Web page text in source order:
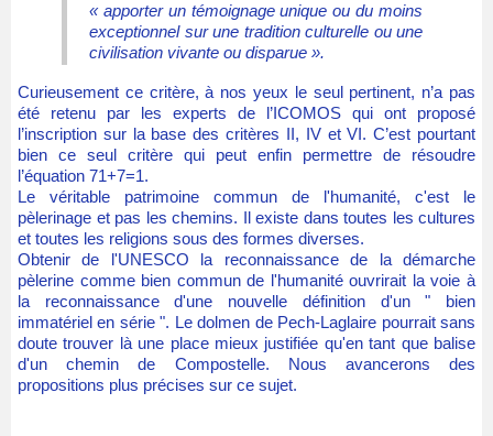
« apporter un témoignage unique ou du moins
exceptionnel sur une tradition culturelle ou une
civilisation vivante ou disparue ».
Curieusement ce critère, à nos yeux le seul pertinent, n’a pas
été retenu par les experts de l’ICOMOS qui ont proposé
l’inscription sur la base des critères II, IV et VI. C’est pourtant
bien ce seul critère qui peut enfin permettre de résoudre
l’équation 71+7=1.
Le véritable patrimoine commun de l'humanité, c'est le
pèlerinage et pas les chemins. Il existe dans toutes les cultures
et toutes les religions sous des formes diverses.
Obtenir de l'UNESCO la reconnaissance de la démarche
pèlerine comme bien commun de l'humanité ouvrirait la voie à
la reconnaissance d'une nouvelle définition d'un " bien
immatériel en série ". Le dolmen de Pech-Laglaire pourrait sans
doute trouver là une place mieux justifiée qu'en tant que balise
d'un chemin de Compostelle. Nous avancerons des
propositions plus précises sur ce sujet.